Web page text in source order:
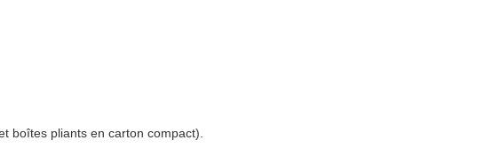
boîtes pliants en carton compact).